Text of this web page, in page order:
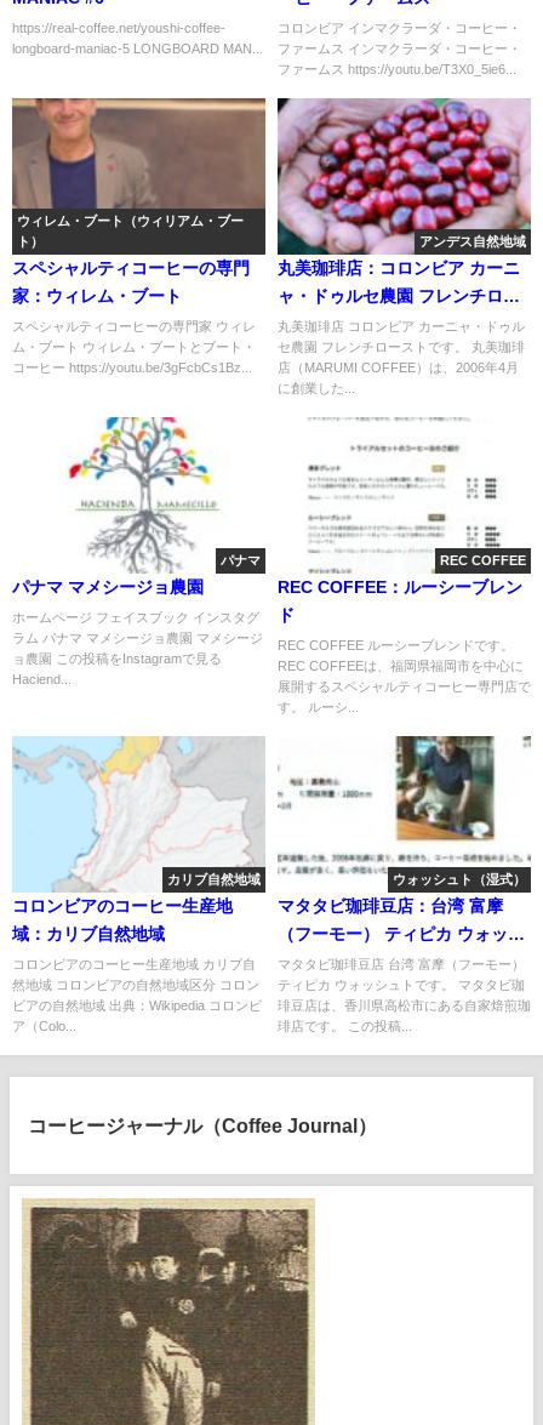
https://real-coffee.net/youshi-coffee-
longboard-maniac-5 LONGBOARD MAN...
コロンビア インマクラーダ・コーヒー・
ファームス インマクラーダ・コーヒー・
ファームス https://youtu.be/T3X0_5ie6...
ウィレム・ブート（ウィリアム・ブー
ト）
スペシャルティコーヒーの専門
家：ウィレム・ブート
スペシャルティコーヒーの専門家 ウィレ
ム・ブート ウィレム・ブートとブート・
コーヒー https://youtu.be/3gFcbCs1Bz...
アンデス自然地域
丸美珈琲店：コロンビア カーニ
ャ・ドゥルセ農園 フレンチロー
スト
丸美珈琲店 コロンビア カーニャ・ドゥル
セ農園 フレンチローストです。 丸美珈琲
店（MARUMI COFFEE）は、2006年4月
に創業した...
パナマ
パナマ マメシージョ農園
ホームページ フェイスブック インスタグ
ラム パナマ マメシージョ農園 マメシージ
ョ農園 この投稿をInstagramで見る
Haciend...
REC COFFEE
REC COFFEE：ルーシーブレン
ド
REC COFFEE ルーシーブレンドです。
REC COFFEEは、福岡県福岡市を中心に
展開するスペシャルティコーヒー専門店で
す。 ルーシ...
カリブ自然地域
コロンビアのコーヒー生産地
域：カリブ自然地域
コロンビアのコーヒー生産地域 カリブ自
然地域 コロンビアの自然地域区分 コロン
ビアの自然地域 出典：Wikipedia コロンビ
ア（Colo...
ウォッシュト（湿式）
マタタビ珈琲豆店：台湾 富摩
（フーモー） ティピカ ウォッシ
ュト
マタタビ珈琲豆店 台湾 富摩（フーモー）
ティピカ ウォッシュトです。 マタタビ珈
琲豆店は、香川県高松市にある自家焙煎珈
琲店です。 この投稿...
コーヒージャーナル（Coffee Journal）